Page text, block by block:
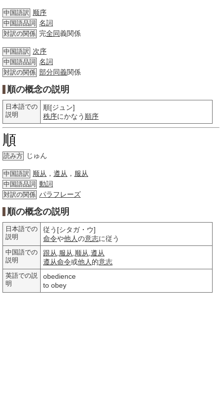
中国語訳 顺序
中国語品詞 名詞
対訳の関係 完全同義関係
中国語訳 次序
中国語品詞 名詞
対訳の関係 部分同義関係
順の概念の説明
日本語での
説明
順[ジュン]
秩序にかなう 順序
順
読み方 じゅん
中国語訳 顺从 ， 遵从 ， 服从
中国語品詞 動詞
対訳の関係 パラフレーズ
順の概念の説明
日本語での
説明
従う[シタガ・ウ]
命令や他人の意志に従う
中国語での
説明
跟从 服从 顺从 遵从
遵从命令或他人 的意志
英語での説
明
obedience
to obey